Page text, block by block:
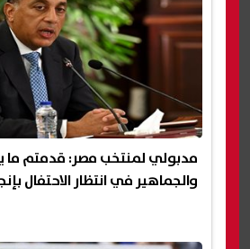
مدبولي لمنتخب مصر: قدمتم ما
والجماهير في انتظار الاحتفال